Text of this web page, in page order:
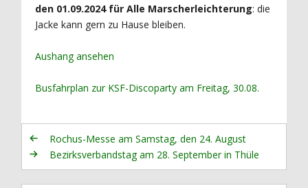
den 01.09.2024 für Alle Marscherleichterung: die
Jacke kann gern zu Hause bleiben.
Aushang ansehen
Busfahrplan zur KSF-Discoparty am Freitag, 30.08.
Rochus-Messe am Samstag, den 24. August
Bezirksverbandstag am 28. September in Thüle